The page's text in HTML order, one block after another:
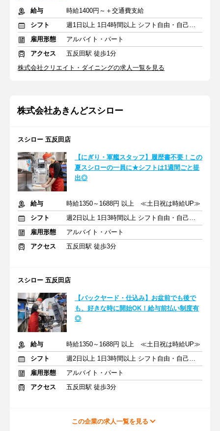
給与
時給1400円～＋交通費支給
シフト
週1日以上 1日4時間以上 シフト自由・自己申告
雇用形態
アルバイト・パート
アクセス
五反田駅 徒歩1分
株式会社クリエイト・ダイニングの求人一覧を見る
株式会社あきんどスシロー
スシロー 五反田店
【にぎり・軍艦スタッフ】履歴書不要！この
夏スシローの一員に★シフトは1週間ごと提
出◎
給与
時給1350～1688円 以上 ≪土日祝は時給UP≫
シフト
週2日以上 1日3時間以上 シフト自由・自己申告
雇用形態
アルバイト・パート
アクセス
五反田駅 徒歩3分
スシロー 五反田店
【バックヤード・仕込み】お盆前でも後で
も、好きな時に開始OK！給与前払い制度有
◎
給与
時給1350～1688円 以上 ≪土日祝は時給UP≫
シフト
週2日以上 1日3時間以上 シフト自由・自己申告
雇用形態
アルバイト・パート
アクセス
五反田駅 徒歩3分
この企業の求人一覧を見る